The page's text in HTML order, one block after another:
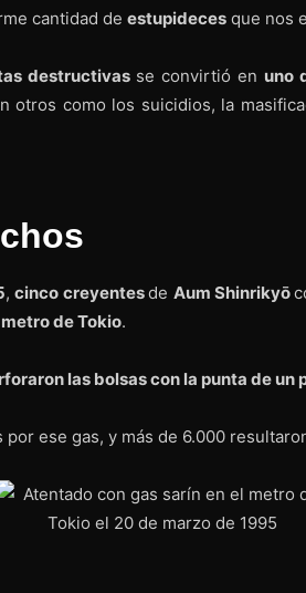
cantidad de estupideces que nos
destructivas se convirtió en uno
otros como los suicidios, la
,cinco creyentesde Aum Shinrikyō
de Tokio.
las bolsas con la punta de un
por ese gas, y más de 6.000